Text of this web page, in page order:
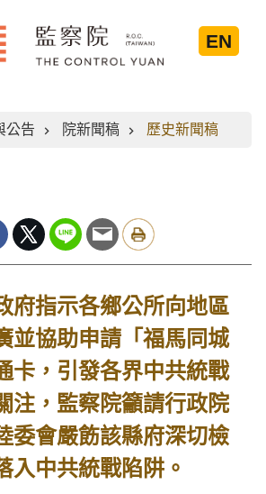
EN
公告 院新聞稿 歷史新聞稿
府指示各鄉公所向地區
並協助申請「福馬同城
卡，引發各界中共統戰
注，監察院籲請行政院
委會嚴飭該縣府深切檢
入中共統戰陷阱。